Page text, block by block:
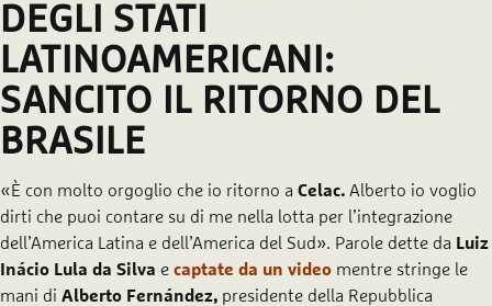
DEGLI STATI
LATINOAMERICANI:
SANCITO IL RITORNO DEL
BRASILE
«È con molto orgoglio che io ritorno a Celac. Alberto io voglio
dirti che puoi contare su di me nella lotta per l’integrazione
dell’America Latina e dell’America del Sud». Parole dette da Luiz
Inácio Lula da Silva e captate da un video mentre stringe le
mani di Alberto Fernández, presidente della Repubblica